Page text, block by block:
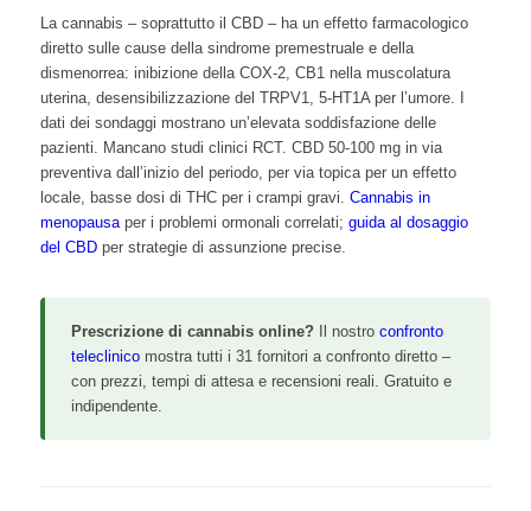
La cannabis – soprattutto il CBD – ha un effetto farmacologico
diretto sulle cause della sindrome premestruale e della
dismenorrea: inibizione della COX-2, CB1 nella muscolatura
uterina, desensibilizzazione del TRPV1, 5-HT1A per l’umore. I
dati dei sondaggi mostrano un’elevata soddisfazione delle
pazienti. Mancano studi clinici RCT. CBD 50-100 mg in via
preventiva dall’inizio del periodo, per via topica per un effetto
locale, basse dosi di THC per i crampi gravi. Cannabis in
menopausaper i problemi ormonali correlati; guida al dosaggio
del CBDper strategie di assunzione precise.
Prescrizione di cannabis online? Il nostro confronto
teleclinicomostra tutti i 31 fornitori a confronto diretto –
con prezzi, tempi di attesa e recensioni reali. Gratuito e
indipendente.